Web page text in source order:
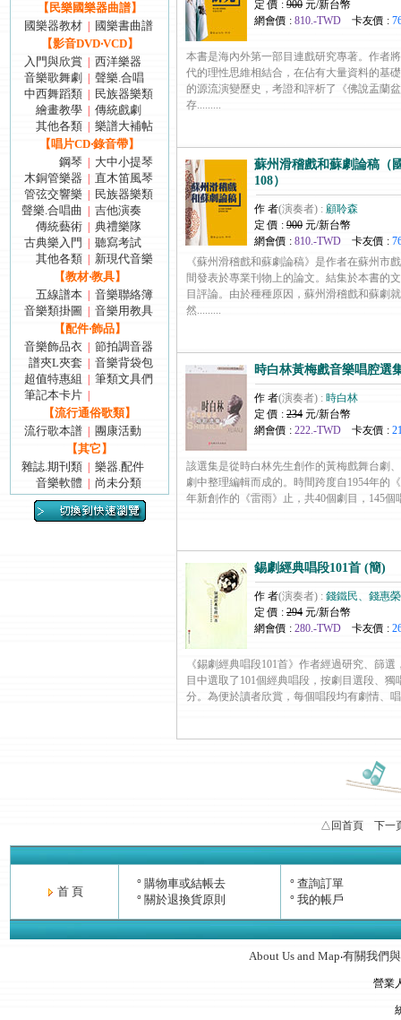
【民樂國樂器曲譜】
國樂器教材
國樂書曲譜
【影音DVD‧VCD】
入門與欣賞
西洋樂器
音樂歌舞劇
聲樂.合唱
中西舞蹈類
民族器樂類
繪畫教學
傳統戲劇
其他各類
樂譜大補帖
【唱片CD‧錄音帶】
鋼琴
大中小提琴
木銅管樂器
直木笛風琴
管弦交響樂
民族器樂類
聲樂.合唱曲
吉他演奏
傳統藝術
典禮樂隊
古典樂入門
聽寫考試
其他各類
新現代音樂
【教材‧教具】
五線譜本
音樂聯絡簿
音樂類掛圖
音樂用教具
【配件‧飾品】
音樂飾品衣
節拍調音器
譜夾L夾套
音樂背袋包
超值特惠組
筆類文具們
筆記本卡片
【流行通俗歌類】
流行歌本譜
團康活動
【其它】
雜誌.期刊類
樂器.配件
音樂軟體
尚未分類
定 價 : 900 元/新台幣
網會價 : 810.-TWD 卡友價 :
本書是海內外第一部目連戲研究專著。作者
代的理性思維相結合，在佔有大量資料的基
的源流演變歷史，考證和評析了《佛說盂蘭
存.........
蘇州滑稽戲和蘇劇論稿（
108）
作 者(演奏者) : 顧聆森
定 價 : 900 元/新台幣
網會價 : 810.-TWD 卡友價 :
《蘇州滑稽戲和蘇劇論稿》是作者在蘇州市
間發表於專業刊物上的論文。結集於本書的
目評論。由於種種原因，蘇州滑稽戲和蘇劇
然.........
時白林黃梅戲音樂唱腔選
作 者(演奏者) : 時白林
定 價 : 234 元/新台幣
網會價 : 222.-TWD 卡友價 :
該選集是從時白林先生創作的黃梅戲舞台劇
劇中整理編輯而成的。時間跨度自1954年的
年新創作的《雷雨》止，共40個劇目，145個
錫劇經典唱段101首 (簡)
作 者(演奏者) : 錢鐵民、錢惠榮
定 價 : 294 元/新台幣
網會價 : 280.-TWD 卡友價 :
《錫劇經典唱段101首》作者經過研究、篩
目中選取了101個經典唱段，按劇目選段、獨
分。為便於讀者欣賞，每個唱段均有劇情、
△回首頁 下一
首 頁
° 購物車或結帳去
° 關於退換貨原則
° 查詢訂單
° 我的帳戶
About Us and Map‧有關我們
營業